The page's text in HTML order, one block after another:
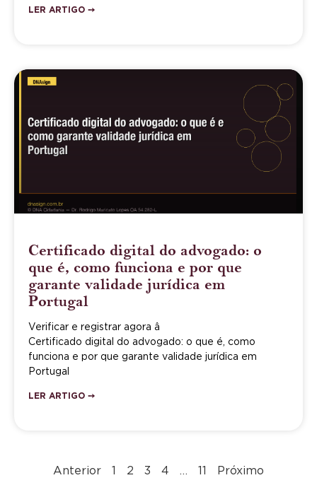
LER ARTIGO ➙
Certificado digital do advogado: o
que é, como funciona e por que
garante validade jurídica em
Portugal
Verificar e registrar agora â
Certificado digital do advogado: o que é, como
funciona e por que garante validade jurídica em
Portugal
LER ARTIGO ➙
Anterior 1 2 3 4 … 11 Próximo